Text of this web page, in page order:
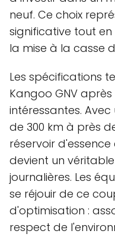
neuf. Ce choix
significative tout
la mise à la casse
Les spécifications
Kangoo GNV
intéressantes.
de 300 km à près
réservoir
devient un
journalières. Les
se réjouir de ce
d'optimisation :
respect de